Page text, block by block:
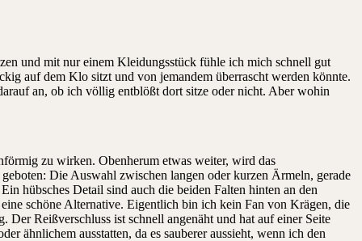
und mit nur einem Kleidungsstück fühle ich mich schnell gut
auf dem Klo sitzt und von jemandem überrascht werden könnte.
an, ob ich völlig entblößt dort sitze oder nicht. Aber wohin
zu wirken. Obenherum etwas weiter, wird das
Die Auswahl zwischen langen oder kurzen Ärmeln, gerade
hübsches Detail sind auch die beiden Falten hinten an den
schöne Alternative. Eigentlich bin ich kein Fan von Krägen, die
Der Reißverschluss ist schnell angenäht und hat auf einer Seite
ähnlichem ausstatten, da es sauberer aussieht, wenn ich den